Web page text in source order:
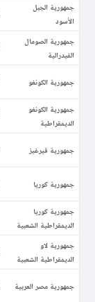
جمهورية الجبل
الأسود
جمهورية الصومال
الفيدرالية
جمهورية الكونغو
جمهورية الكونغو
الديمقراطية
جمهورية قيرغيز
جمهورية كوريا
جمهورية كوريا
الديمقراطية الشعبية
جمهورية لاو
الديمقراطية الشعبية
جمهورية مصر العربية